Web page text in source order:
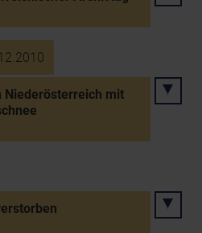
Niederösterreich mit